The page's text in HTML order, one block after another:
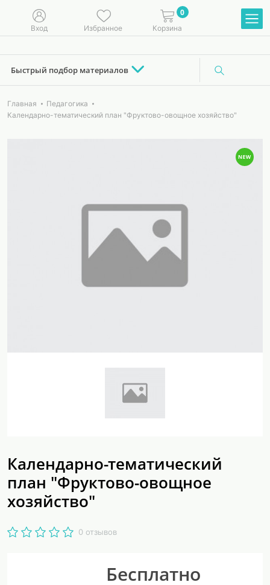
Вход Избранное
0
Корзина
Быстрый подбор материалов
Главная
Педагогика
Календарно-тематический план "Фруктово-овощное хозяйство"
Календарно-тематический
план "Фруктово-овощное
хозяйство"
0 отзывов
Бесплатно